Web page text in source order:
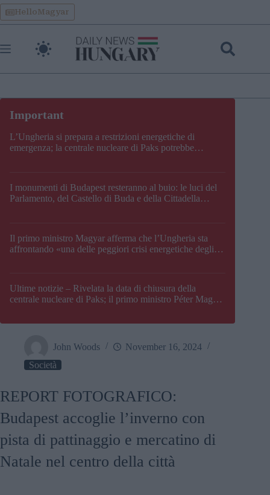
Skip
to
content
HelloMagyar
L’Ungheria si prepara a restrizioni energetiche di
emergenza; la centrale nucleare di Paks potrebbe
I monumenti di Budapest resteranno al buio: le luci del
Parlamento, del Castello di Buda e della Cittadella
Il primo ministro Magyar afferma che l’Ungheria sta
affrontando «una delle peggiori crisi energetiche degli
Ultime notizie – Rivelata la data di chiusura della
centrale nucleare di Paks; il primo ministro Péter Magyar
John Woods
November 16, 2024
Società
REPORT FOTOGRAFICO:
Budapest accoglie l’inverno con
pista di pattinaggio e mercatino di
Natale nel centro della città